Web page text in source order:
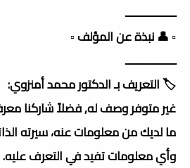
ــــــــــــــــــ
▫️ 👤 نبذة عن المؤلف ▫️
ــــــــــــــــــ
🏷️ التعريف بـ الدكتور محمد أمنزوي:
غير متوفر وصف له, فضلاً شاركنا
ما لديك من معلومات عنه، سيرته
وأي معلومات تفيد في التعرف عليه.